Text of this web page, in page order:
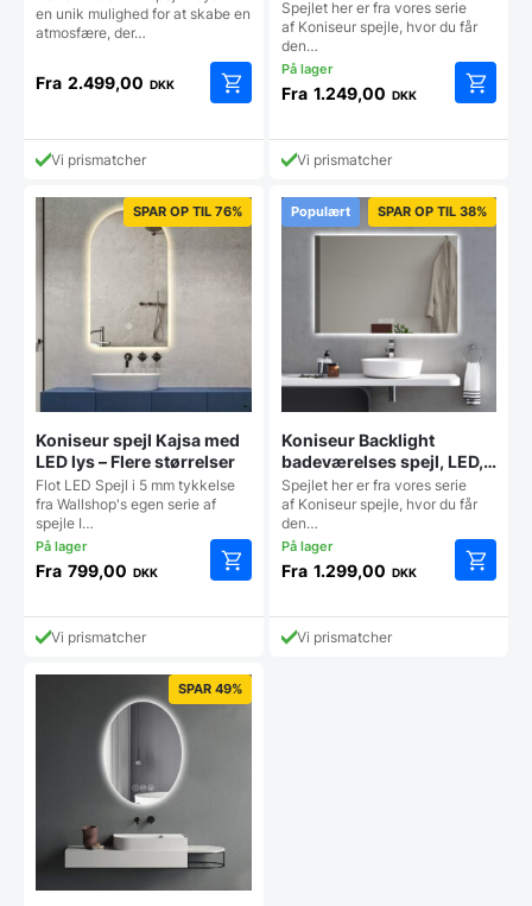
størrelser
en unik mulighed for at skabe en
atmosfære, der…
Fra 2.499,00 DKK
vare
varianter.
Mulighederne
kan
Vi prismatcher
LED til lampeudtag –
Antidug
Spejlet her er fra vores serie
af Koniseur spejle, hvor du får
den…
Fra 1.249,00 DKK
vare
kan
vælges
Vi prismatcher
SPAR OP TIL 76%
Koniseur spejl Kajsa med
LED lys – Flere størrelser
Flot LED Spejl i 5 mm tykkelse
fra Wallshop's egen serie af
spejle I…
Fra 799,00 DKK
vare
varianter.
Mulighederne
Vi prismatcher
Populært SPAR OP TIL 38%
Koniseur Backlight
badeværelses spejl, LED,
Antidug og Touchsensor
Spejlet her er fra vores serie
af Koniseur spejle, hvor du får
den…
Fra 1.299,00 DKK
vare
Vi prismatcher
SPAR 49%